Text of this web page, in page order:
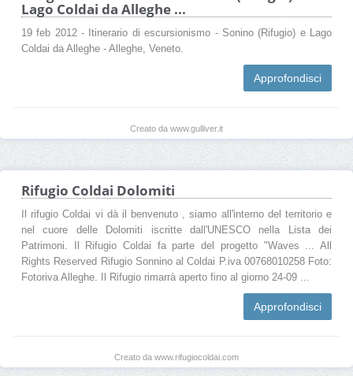
Lago Coldai da Alleghe ...
19 feb 2012 - Itinerario di escursionismo - Sonino (Rifugio) e Lago
Coldai da Alleghe - Alleghe, Veneto.
Approfondisci
Creato da www.gulliver.it
Rifugio Coldai Dolomiti
Il rifugio Coldai vi dà il benvenuto , siamo all'interno del territorio e
nel cuore delle Dolomiti iscritte dall'UNESCO nella Lista dei
Patrimoni. Il Rifugio Coldai fa parte del progetto "Waves ... All
Rights Reserved Rifugio Sonnino al Coldai P.iva 00768010258 Foto:
Fotoriva Alleghe. Il Rifugio rimarrà aperto fino al giorno 24-09 ...
Approfondisci
Creato da www.rifugiocoldai.com